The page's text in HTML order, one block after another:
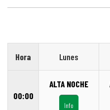
Hora Lunes
00:00
ALTA NOCHE
Info